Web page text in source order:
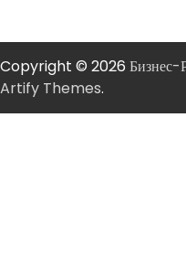
Copyright © 2026 Бизнес-
Artify Themes.